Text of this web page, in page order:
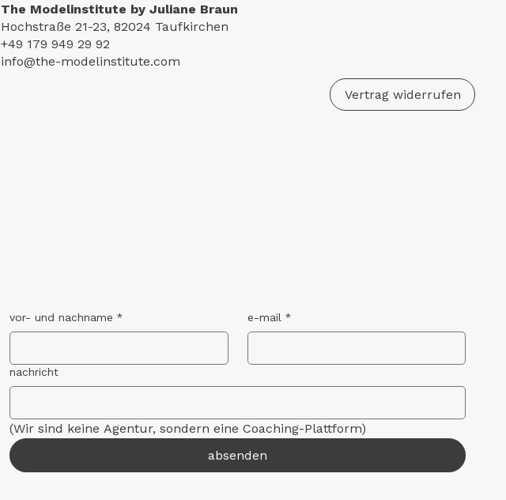
The Modelinstitute by Juliane Braun
Hochstraße 21-23, 82024 Taufkirchen
+49 179 949 29 92
info@the-modelinstitute.com
Vertrag widerrufen
vor- und nachname * e-mail *
nachricht
(Wir sind keine Agentur, sondern eine Coaching-Plattform)
absenden